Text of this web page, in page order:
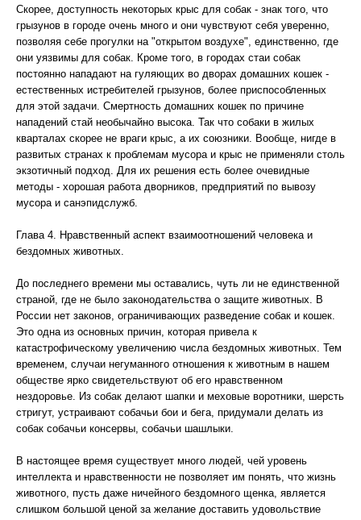
Скорее, доступность некоторых крыс для собак - знак того, что
грызунов в городе очень много и они чувствуют себя уверенно,
позволяя себе прогулки на "открытом воздухе", единственно, где
они уязвимы для собак. Кроме того, в городах стаи собак
постоянно нападают на гуляющих во дворах домашних кошек -
естественных истребителей грызунов, более приспособленных
для этой задачи. Смертность домашних кошек по причине
нападений стай необычайно высока. Так что собаки в жилых
кварталах скорее не враги крыс, а их союзники. Вообще, нигде в
развитых странах к проблемам мусора и крыс не применяли столь
экзотичный подход. Для их решения есть более очевидные
методы - хорошая работа дворников, предприятий по вывозу
мусора и санэпидслужб.
Глава 4. Нравственный аспект взаимоотношений человека и
бездомных животных.
До последнего времени мы оставались, чуть ли не единственной
страной, где не было законодательства о защите животных. В
России нет законов, ограничивающих разведение собак и кошек.
Это одна из основных причин, которая привела к
катастрофическому увеличению числа бездомных животных. Тем
временем, случаи негуманного отношения к животным в нашем
обществе ярко свидетельствуют об его нравственном
нездоровье. Из собак делают шапки и меховые воротники, шерсть
стригут, устраивают собачьи бои и бега, придумали делать из
собак собачьи консервы, собачьи шашлыки.
В настоящее время существует много людей, чей уровень
интеллекта и нравственности не позволяет им понять, что жизнь
животного, пусть даже ничейного бездомного щенка, является
слишком большой ценой за желание доставить удовольствие